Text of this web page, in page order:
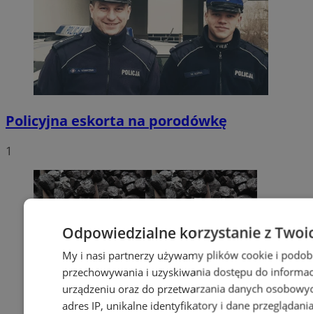
Policyjna eskorta na porodówkę
1
Odpowiedzialne korzystanie z
My i nasi partnerzy używamy plików cookie i
przechowywania i uzyskiwania dostępu do
urządzeniu oraz do przetwarzania danych
adres IP, unikalne identyfikatory i dane